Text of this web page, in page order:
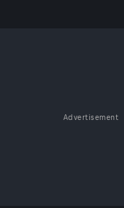
Advertisement